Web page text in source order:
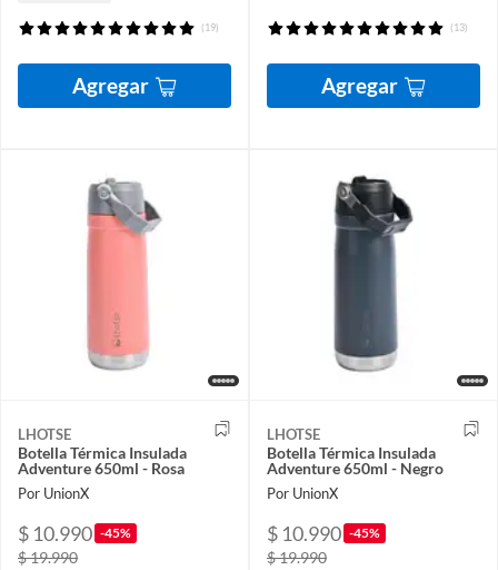
(19)
Agregar
(13)
Agregar
LHOTSE
Botella Térmica Insulada
Adventure 650ml - Rosa
Por UnionX
$ 10.990 -45%
$ 19.990
LHOTSE
Botella Térmica Insulada
Adventure 650ml - Negro
Por UnionX
$ 10.990 -45%
$ 19.990